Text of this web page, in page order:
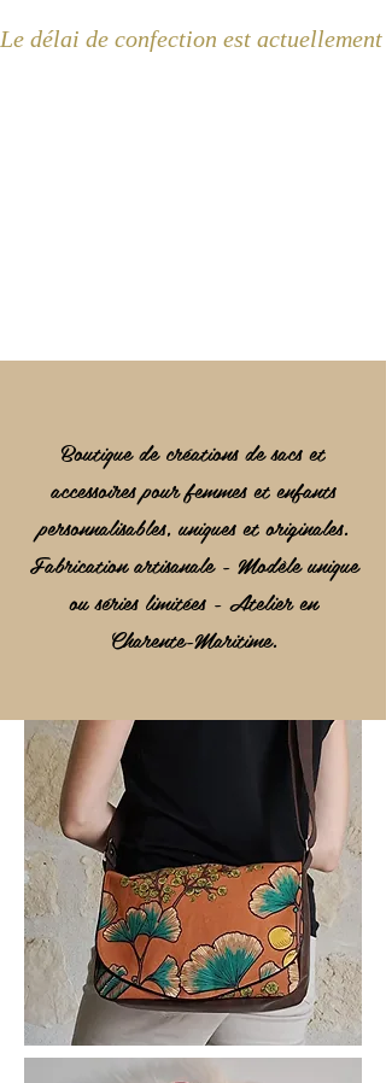
Le délai de confection est
Boutique de créations de sacs et
accessoires pour femmes et enfants
personnalisables, uniques et originales.
Fabrication artisanale - Modèle unique
ou séries limitées - Atelier en
Charente-Maritime.